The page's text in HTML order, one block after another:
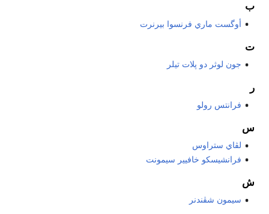
ب
أوگست ماري فرنسوا بيرنرت
ت
جون لوثر دو پلات تيلر
ر
فرانتس رولو
س
لڤاي ستراوس
فرانشيسكو خافيير سيمونت
ش
سيمون شڤندنر